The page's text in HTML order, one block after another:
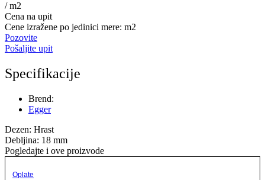
/ m2
Cena na upit
Cene izražene po jedinici mere: m2
Pozovite
Pošaljite upit
Specifikacije
Brend:
Egger
Dezen: Hrast
Debljina: 18 mm
Pogledajte i ove proizvode
Oplate